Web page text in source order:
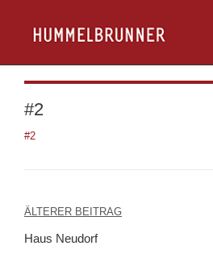
#2
#2
Beitragsnavigation
ÄLTERER BEITRAG
Haus Neudorf